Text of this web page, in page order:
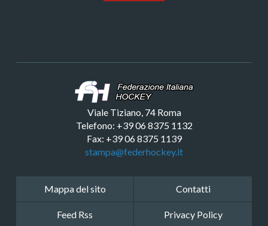
Viale Tiziano, 74 Roma
Telefono: +39 06 8375 1132
Fax: +39 06 8375 1139
stampa@federhockey.it
Mappa del sito Contatti
Feed Rss Privacy Policy